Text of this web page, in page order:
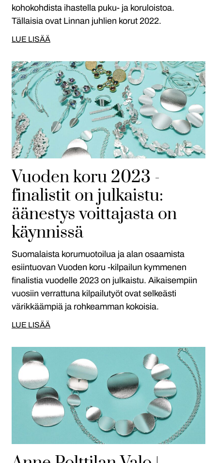
kohokohdista ihastella puku- ja koruloistoa.
Tällaisia ovat Linnan juhlien korut 2022.
LUE LISÄÄ
Vuoden koru 2023 -
finalistit on julkaistu:
äänestys voittajasta on
käynnissä
Suomalaista korumuotoilua ja alan osaamista
esiintuovan Vuoden koru -kilpailun kymmenen
finalistia vuodelle 2023 on julkaistu. Aikaisempiin
vuosiin verrattuna kilpailutyöt ovat selkeästi
värikkäämpiä ja rohkeamman kokoisia.
LUE LISÄÄ